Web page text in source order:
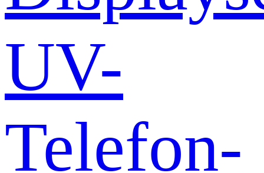
UV-
Telefon-